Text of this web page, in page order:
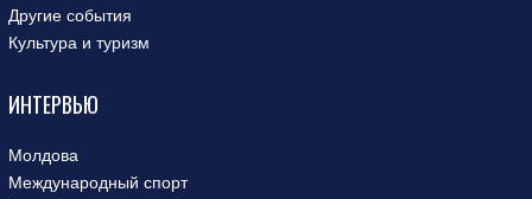
Другие события
Культура и туризм
ИНТЕРВЬЮ
Молдова
Международный спорт